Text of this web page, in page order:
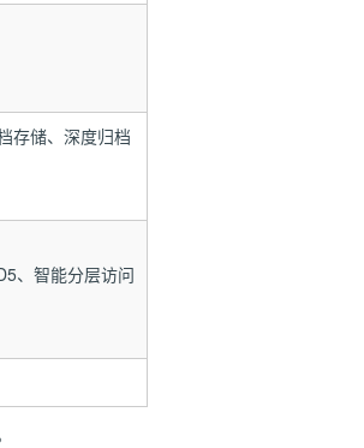
存储、深度归档
、智能分层访问